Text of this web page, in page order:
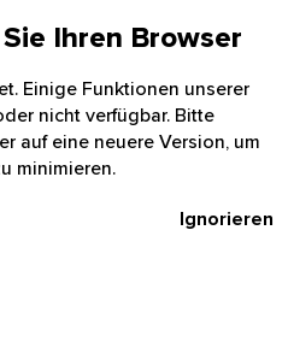
Ihren Browser
Einige Funktionen unserer
nicht verfügbar. Bitte
auf eine neuere Version, um
minimieren.
Ignorieren